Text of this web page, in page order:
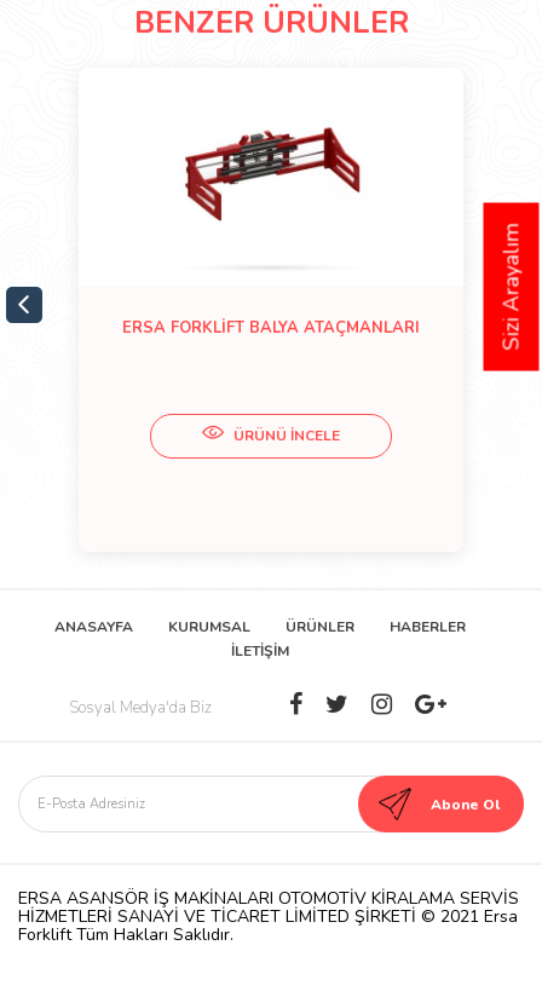
BENZER ÜRÜNLER
ERSA FORKLİFT BALYA ATAÇMANLARI
ÜRÜNÜ İNCELE
ANASAYFA KURUMSAL ÜRÜNLER
HABERLER
İLETİŞİM
Sosyal Medya'da Biz
ERSA ASANSÖR İŞ MAKİNALARI OTOMOTİV KİRALAMA SERVİS
HİZMETLERİ SANAYİ VE TİCARET LİMİTED ŞİRKETİ © 2021 Ersa
Forklift Tüm Hakları Saklıdır.
Sizi Arayalım